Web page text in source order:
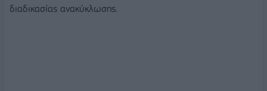
διαδικασίας ανακύκλωσης.